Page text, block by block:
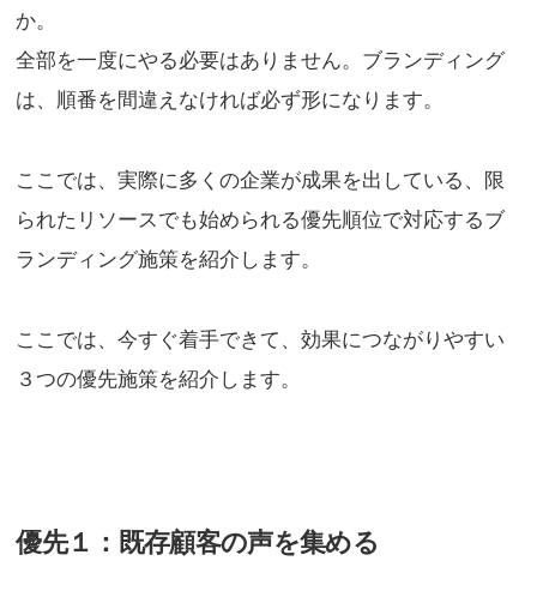
か。
全部を一度にやる必要はありません。ブランディング
は、順番を間違えなければ必ず形になります。
ここでは、実際に多くの企業が成果を出している、限
られたリソースでも始められる優先順位で対応するブ
ランディング施策を紹介します。
ここでは、今すぐ着手できて、効果につながりやすい
３つの優先施策を紹介します。
優先１：既存顧客の声を集める